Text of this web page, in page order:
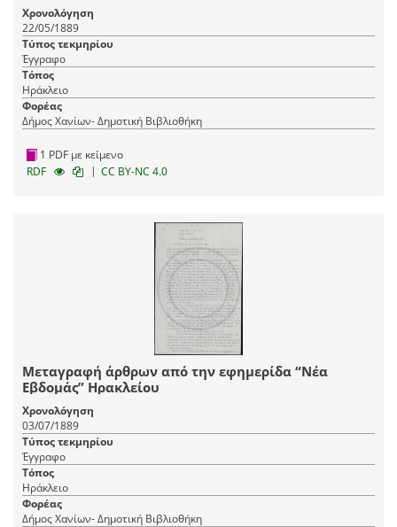
Χρονολόγηση
22/05/1889
Τύπος τεκμηρίου
Έγγραφο
Τόπος
Ηράκλειο
Φορέας
Δήμος Χανίων- Δημοτική Βιβλιοθήκη
1 PDF με κείμενο
RDF
| CC BY-NC 4.0
Μεταγραφή άρθρων από την εφημερίδα “Νέα
Εβδομάς” Ηρακλείου
Χρονολόγηση
03/07/1889
Τύπος τεκμηρίου
Έγγραφο
Τόπος
Ηράκλειο
Φορέας
Δήμος Χανίων- Δημοτική Βιβλιοθήκη